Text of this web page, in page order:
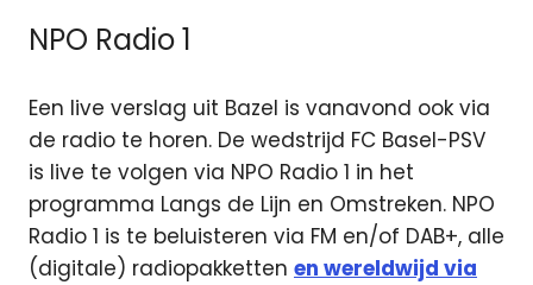
NPO Radio 1
Een live verslag uit Bazel is vanavond ook via
de radio te horen. De wedstrijd FC Basel-PSV
is live te volgen via NPO Radio 1 in het
programma Langs de Lijn en Omstreken. NPO
Radio 1 is te beluisteren via FM en/of DAB+, alle
(digitale) radiopakketten en wereldwijd via